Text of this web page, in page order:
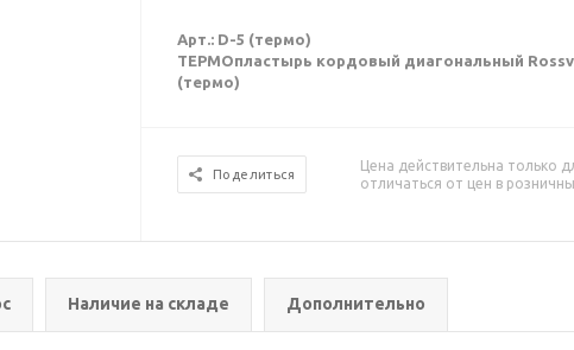
Арт.: D-5 (термо)
ТЕРМОпластырь кордовый диагональный
(термо)
Поделиться
Цена действительна только
отличаться от цен в
Наличие на складе Дополнительно